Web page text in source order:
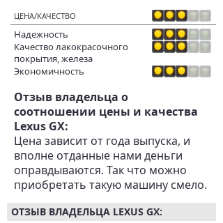
ЦЕНА/КАЧЕСТВО
Надежность
Качество лакокрасочного
покрытия, железа
Экономичность
Отзыв владельца о
соотношении цены и качества
Lexus GX:
Цена зависит от года выпуска, и
вполне отданные нами деньги
оправдываются. Так что можно
приобретать такую машину смело.
ОТЗЫВ ВЛАДЕЛЬЦА LEXUS GX: